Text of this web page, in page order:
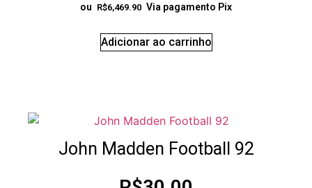
ou R$6,469.90 Via pagamento Pix
Adicionar ao carrinho
John Madden Football 92